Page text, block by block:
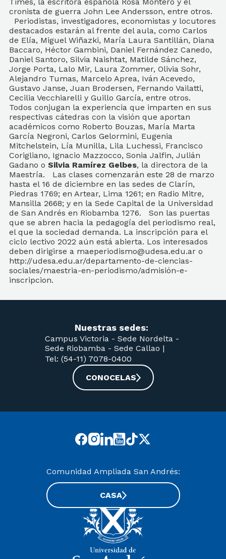
cronista de guerra John Lee Andersson, entre otros.
Periodistas, investigadores, economistas y locutores
destacados estarán al frente del aula, como Carlos
de Elía, Miguel Wiñazki, María Laura Santillán, Diana
Baccaro, Héctor Gambini, Daniel Fernández Canedo,
Daniel Santoro, Silvia Naishtat, Matilde Sánchez,
Jorge Porta, Lalo Mir, Laura Zommer, Olivia Sohr,
Alejandro Tumas, Marcelo Aprea, Iván Acevedo,
Gustavo Janse, Juan Brodersen, Fernando Vailatti,
Cecilia Vecchiarelli y Guillo García, entre otros.
Todos conjugan la experiencia que imparten en sus
respectivas cátedras con la visión que aportan
académicos como Roberto Bouzas, María Marta
García Negroni, Carlos Gelormini, Eugenia
Mitchelstein, Lía Munilla, Lila Luchessi, Francisco
Corigliano, Ignacio Mazzocco, Sonia Jalfin, Julián
Gadano o Silvia Ramírez Gelbes, la directora de la
Maestría. Las clases comenzarán este 28 de marzo
hasta el 16 de diciembre en las sedes de Clarín,
Piedras 1769; en Artear, Lima 1261; en Radio Mitre,
Mansilla 2668; y en la Sede Capital de la Universidad
de San Andrés en Riobamba 1276. Son las puertas
que se abren hacia la pedagogía del periodismo real,
el que la sociedad demanda. La inscripción para el
ciclo lectivo 2022 aún está abierta. Los interesados
deben dirigirse a maeperiodismo@udesa.edu.ar o
http://udesa.edu.ar/departamento-de-ciencias-
sociales/maestria-en-periodismo/admisión-e-
inscripcion.
Nuestras sedes:
Campus Victoria - Sede Nordelta -
Sede Riobamba - Sede Callao |
Tel: (54-11) 7078-0400
CONOCELAS
Comunidad Ampliada San Andrés:
CASA